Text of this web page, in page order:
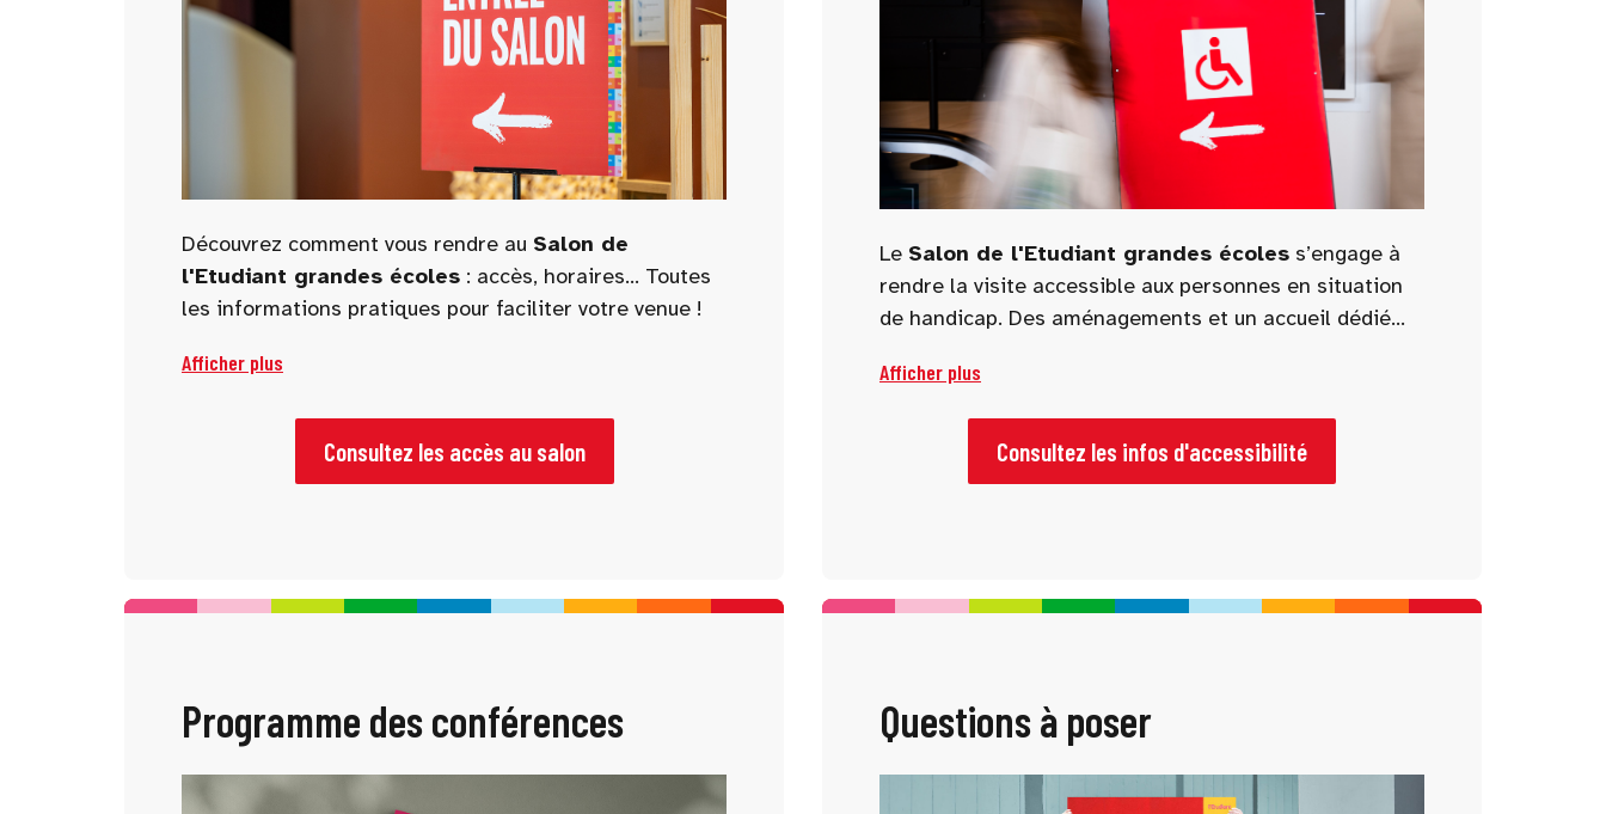
Découvrez comment vous rendre au Salon de
l'Etudiant grandes écoles : accès, horaires... Toutes
les informations pratiques pour faciliter votre venue !
Afficher plus
Consultez les accès au salon
Le Salon de l'Etudiant grandes écoles s’engage à
rendre la visite accessible aux personnes en situation
de handicap. Des aménagements et un accueil dédié
et inclusive aux personnes à mobilité réduite.
Afficher plus
Consultez les infos d'accessibilité
Programme des conférences Questions à poser